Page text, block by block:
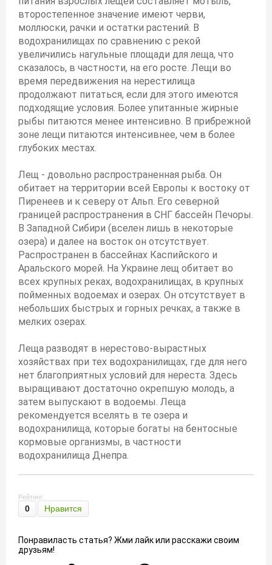
второстепенное значение имеют черви,
моллюски, рачки и остатки растений. В
водохранилищах по сравнению с рекой
увеличились нагульные площади для леща, что
сказалось, в частности, на его росте. Лещи во
время передвижения на нерестилища
продолжают питаться, если для этого имеются
подходящие условия. Более упитанные жирные
рыбы питаются менее интенсивно. В прибрежной
зоне лещи питаются интенсивнее, чем в более
глубоких местах.
Лещ - довольно распространенная рыба. Он
обитает на территории всей Европы к востоку от
Пиренеев и к северу от Альп. Его северной
границей распространения в СНГ бассейн Печоры.
В Западной Сибири (вселен лишь в некоторые
озера) и далее на восток он отсутствует.
Распространен в бассейнах Каспийского и
Аральского морей. На Украине лещ обитает во
всех крупных реках, водохранилищах, в крупных
пойменных водоемах и озерах. Он отсутствует в
небольших быстрых и горных речках, а также в
мелких озерах.
Леща разводят в нерестово-вырастных
хозяйствах при тех водохранилищах, где для него
нет благоприятных условий для нереста. Здесь
выращивают достаточно окрепшую молодь, а
затем выпускают в водоемы. Леща
рекомендуется вселять в те озера и
водохранилища, которые богаты на бентосные
кормовые организмы, в частности
водохранилища Днепра.
Рейтинг:
0 Нравится
Понравиласть статья? Жми лайк или расскажи своим
друзьям!